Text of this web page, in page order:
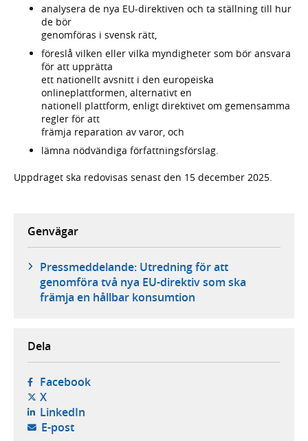
analysera de nya EU-direktiven och ta ställning till hur
de bör
genomföras i svensk rätt,
föreslå vilken eller vilka myndigheter som bör ansvara
för att upprätta
ett nationellt avsnitt i den europeiska
onlineplattformen, alternativt en
nationell plattform, enligt direktivet om gemensamma
regler för att
främja reparation av varor, och
lämna nödvändiga författningsförslag.
Uppdraget ska redovisas senast den 15 december 2025.
Genvägar
Pressmeddelande: Utredning för att
genomföra två nya EU-direktiv som ska
främja en hållbar konsumtion
Dela
Facebook- öppnas i ny flik, extern webbplats,
X- öppnas i ny flik, extern webbplats,
LinkedIn- öppnas i ny flik, extern webbplats,
E-post- öppnar din e-postklient,